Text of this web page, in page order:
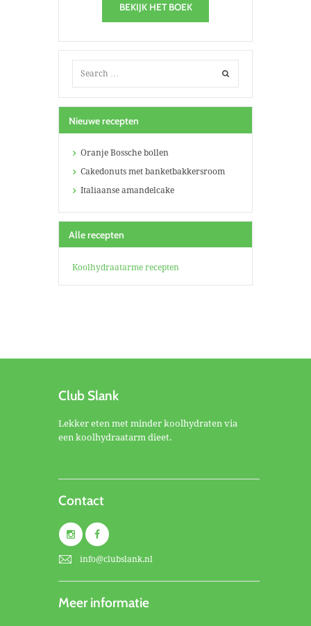
BEKIJK HET BOEK
Nieuwe recepten
Oranje Bossche bollen
Cakedonuts met banketbakkersroom
Italiaanse amandelcake
Alle recepten
Koolhydraatarme recepten
Club Slank
Lekker eten met minder koolhydraten via
een koolhydraatarm dieet.
Contact
info@clubslank.nl
Meer informatie